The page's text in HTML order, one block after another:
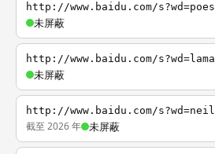
http://www.baidu.com/s?wd=poes
未屏蔽
http://www.baidu.com/s?wd=lama
未屏蔽
http://www.baidu.com/s?wd=neil
截至 2026 年 未屏蔽